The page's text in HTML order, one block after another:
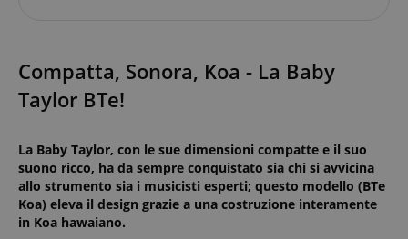
Compatta, Sonora, Koa - La Baby
Taylor BTe!
La Baby Taylor, con le sue dimensioni compatte e il suo
suono ricco, ha da sempre conquistato sia chi si avvicina
allo strumento sia i musicisti esperti; questo modello (BTe
Koa) eleva il design grazie a una costruzione interamente
in Koa hawaiano.